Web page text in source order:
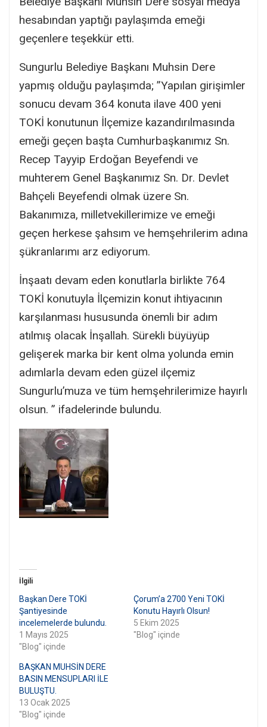
hesabından yaptığı paylaşımda emeği
geçenlere teşekkür etti.
Sungurlu Belediye Başkanı Muhsin Dere
yapmış olduğu paylaşımda; ”Yapılan girişimler
sonucu devam 364 konuta ilave 400 yeni
TOKİ konutunun İlçemize kazandırılmasında
emeği geçen başta Cumhurbaşkanımız Sn.
Recep Tayyip Erdoğan Beyefendi ve
muhterem Genel Başkanımız Sn. Dr. Devlet
Bahçeli Beyefendi olmak üzere Sn.
Bakanımıza, milletvekillerimize ve emeği
geçen herkese şahsım ve hemşehrilerim adına
şükranlarımı arz ediyorum.
İnşaatı devam eden konutlarla birlikte 764
TOKİ konutuyla İlçemizin konut ihtiyacının
karşılanması hususunda önemli bir adım
atılmış olacak İnşallah. Sürekli büyüyüp
gelişerek marka bir kent olma yolunda emin
adımlarla devam eden güzel ilçemiz
Sungurlu’muza ve tüm hemşehrilerimize hayırlı
olsun. ” ifadelerinde bulundu.
İlgili
Başkan Dere TOKİ
Şantiyesinde
incelemelerde bulundu.
1 Mayıs 2025
"Blog" içinde
Çorum’a 2700 Yeni TOKİ
Konutu Hayırlı Olsun!
5 Ekim 2025
"Blog" içinde
BAŞKAN MUHSİN DERE
BASIN MENSUPLARI İLE
BULUŞTU.
13 Ocak 2025
"Blog" içinde